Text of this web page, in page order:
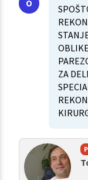
ZA